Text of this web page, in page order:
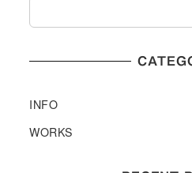
INFO
WORKS